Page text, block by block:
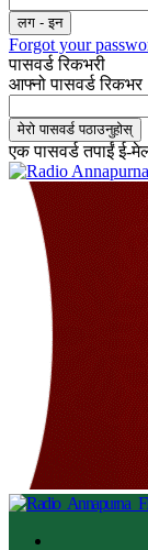
Forgot your
पासवर्ड रिकभरी
आफ्नो पासवर्ड रिकभर
एक पासवर्ड तपाईं ई-